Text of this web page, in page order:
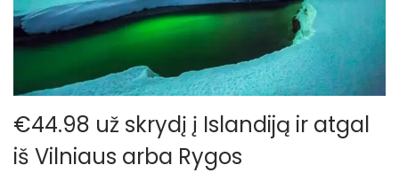
€44.98 už skrydį į Islandiją ir atgal
iš Vilniaus arba Rygos